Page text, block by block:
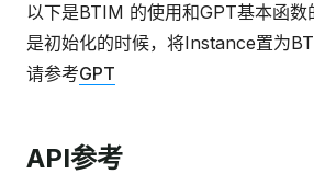
以下是BTIM 的使用和GPT基本函数
是初始化的时候，将Instance置为
请参考GPT
API参考